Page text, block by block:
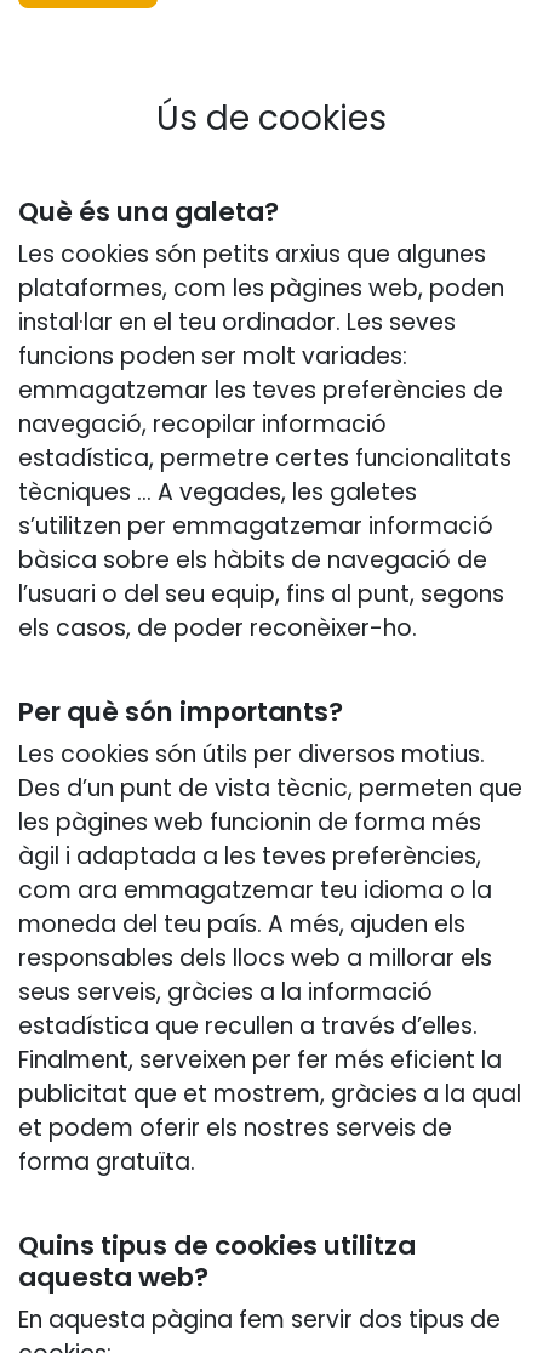
Ús de cookies
Què és una galeta?
Les cookies són petits arxius que algunes
plataformes, com les pàgines web, poden
instal·lar en el teu ordinador. Les seves
funcions poden ser molt variades:
emmagatzemar les teves preferències de
navegació, recopilar informació
estadística, permetre certes funcionalitats
tècniques … A vegades, les galetes
s’utilitzen per emmagatzemar informació
bàsica sobre els hàbits de navegació de
l’usuari o del seu equip, fins al punt, segons
els casos, de poder reconèixer-ho.
Per què són importants?
Les cookies són útils per diversos motius.
Des d’un punt de vista tècnic, permeten que
les pàgines web funcionin de forma més
àgil i adaptada a les teves preferències,
com ara emmagatzemar teu idioma o la
moneda del teu país. A més, ajuden els
responsables dels llocs web a millorar els
seus serveis, gràcies a la informació
estadística que recullen a través d’elles.
Finalment, serveixen per fer més eficient la
publicitat que et mostrem, gràcies a la qual
et podem oferir els nostres serveis de
forma gratuïta.
Quins tipus de cookies utilitza
aquesta web?
En aquesta pàgina fem servir dos tipus de